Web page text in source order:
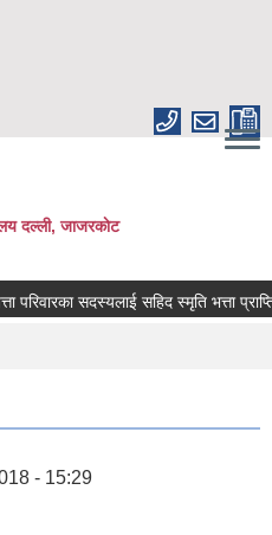
दल्ली, जाजरकाेट
सदस्यलाई सहिद स्मृति भत्ता
- 15:29